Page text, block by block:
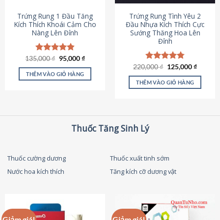
được
chọn
trên
trang
sản
phẩm
Trứng Rung 1 Đầu Tăng
Kích Thích Khoái Cảm Cho
Nàng Lên Đỉnh
Được xếp
hạng4.87
5 sao
135,000₫ Giá
gốc
là:
135,000 ₫.
95,000₫Giá
tại
THÊM VÀO GIỎ HÀNG
Trứng Rung Tình Yêu 2
Đầu Nhựa Kích Thích Cực
Sướng Thăng Hoa Lên
Đỉnh
Được xếp
hạng4.79
5 sao
220,000₫ Giá
là:
220,000 ₫.
125,000₫Giá
tại
THÊM VÀO GIỎ HÀNG
Thuốc Tăng Sinh Lý
Thuốc cường dương
Thuốc xuất tinh sớm
Nước hoa kích thích
Tăng kích cỡ dương vật